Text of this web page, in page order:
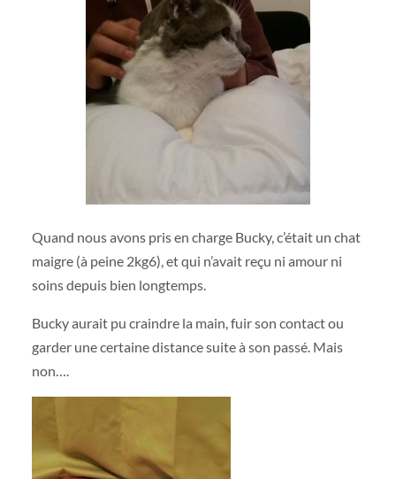
Quand nous avons pris en charge Bucky, c’était un chat
maigre (à peine 2kg6), et qui n’avait reçu ni amour ni
soins depuis bien longtemps.
Bucky aurait pu craindre la main, fuir son contact ou
garder une certaine distance suite à son passé. Mais
non….